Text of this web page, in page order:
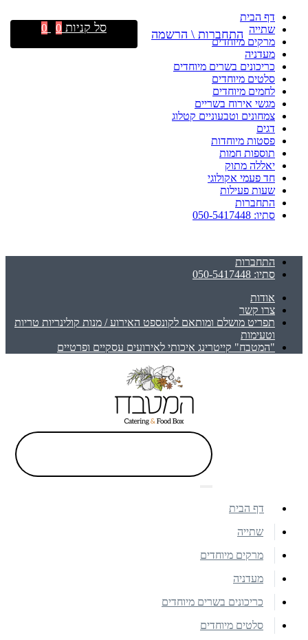
דף הבית
שתייה
מרקים מיוחדים
מעדניה
כריכונים בשרים מיוחדים
סלטים מיוחדים
לחמים מיוחדים
מגשי אירוח בשריים
צמחונים וטבעוניים קטלוג
דגים
פסטות מיוחדות
תוספות חמות
יאללה מתוק
חד פעמי אקולוגי
שעות פעילות
התחברות
סתיו: 050-5417448
התחברות
סתיו: 050-5417448
אודות
צרו קשר
תפריט מושלם ומותאם לקונספט האירוע / מנות קולינריות טריות
וטעימות
"המטבח" קייטרינג איכותי לאירועים עסקיים ופרטיים
התחברות \ הרשמה סל קניות 0
0
דף הבית
שתייה
מרקים מיוחדים
מעדניה
כריכונים בשרים מיוחדים
סלטים מיוחדים